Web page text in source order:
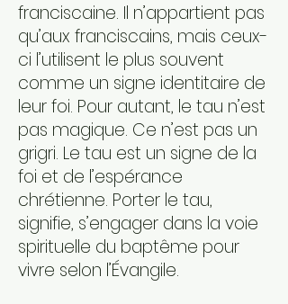
franciscaine. Il n’appartient pas
qu’aux franciscains, mais ceux-
ci l’utilisent le plus souvent
comme un signe identitaire de
leur foi. Pour autant, le tau n’est
pas magique. Ce n’est pas un
grigri. Le tau est un signe de la
foi et de l’espérance
chrétienne. Porter le tau,
signifie, s’engager dans la voie
spirituelle du baptême pour
vivre selon l’Évangile.